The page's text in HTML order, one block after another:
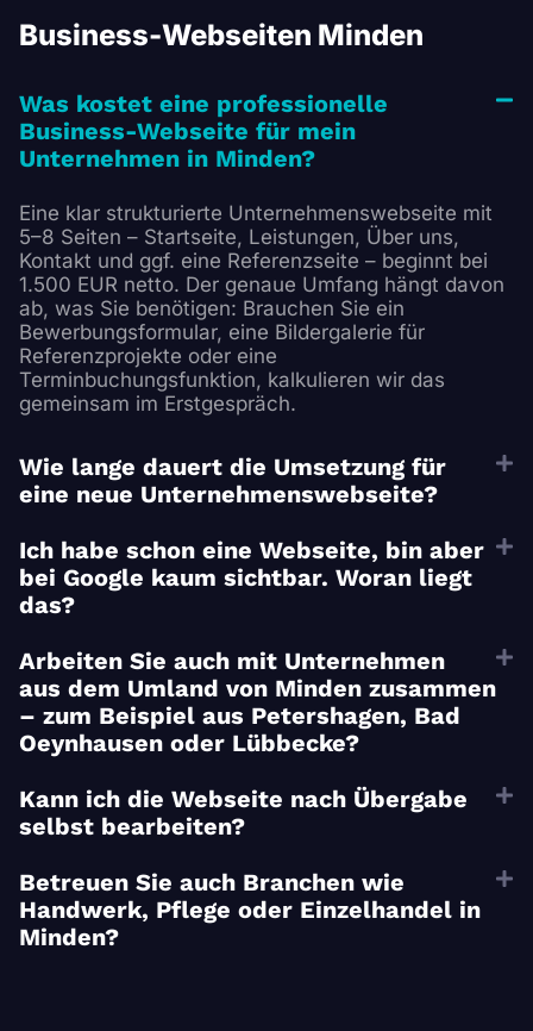
Business-Webseiten Minden
Was kostet eine professionelle
Business-Webseite für mein
Unternehmen in Minden?
Eine klar strukturierte Unternehmenswebseite mit
5–8 Seiten – Startseite, Leistungen, Über uns,
Kontakt und ggf. eine Referenzseite – beginnt bei
1.500 EUR netto. Der genaue Umfang hängt davon
ab, was Sie benötigen: Brauchen Sie ein
Bewerbungsformular, eine Bildergalerie für
Referenzprojekte oder eine
Terminbuchungsfunktion, kalkulieren wir das
gemeinsam im Erstgespräch.
Wie lange dauert die Umsetzung für
eine neue Unternehmenswebseite?
Ich habe schon eine Webseite, bin aber
bei Google kaum sichtbar. Woran liegt
das?
Arbeiten Sie auch mit Unternehmen
aus dem Umland von Minden zusammen
– zum Beispiel aus Petershagen, Bad
Oeynhausen oder Lübbecke?
Kann ich die Webseite nach Übergabe
selbst bearbeiten?
Betreuen Sie auch Branchen wie
Handwerk, Pflege oder Einzelhandel in
Minden?